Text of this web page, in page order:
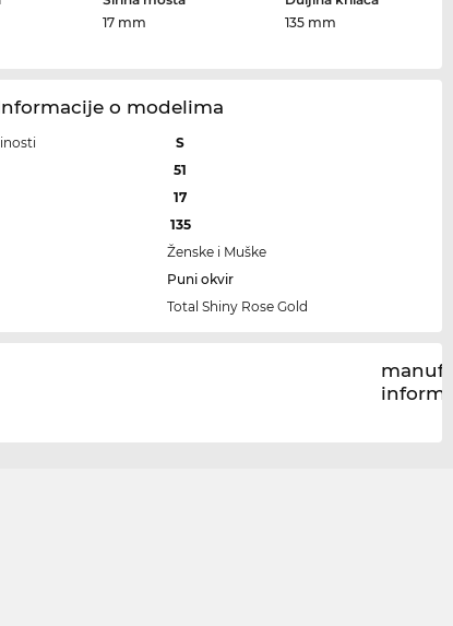
17 mm
135 mm
o modelima
S
51
17
135
Ženske i Muške
Puni okvir
Total Shiny Rose Gold